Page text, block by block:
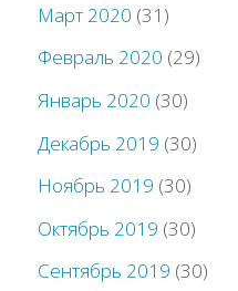
Март 2020 (31)
Февраль 2020 (29)
Январь 2020 (30)
Декабрь 2019 (30)
Ноябрь 2019 (30)
Октябрь 2019 (30)
Сентябрь 2019 (30)